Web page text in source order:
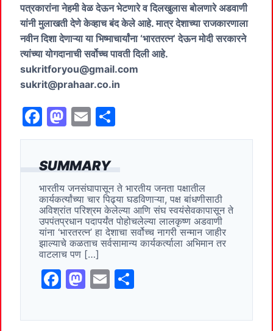
SUMMARY
भारतीय जनसंघापासून ते भारतीय जनता पक्षातील
कार्यकर्त्यांच्या चार पिढ्या घडविणाऱ्या, पक्ष बांधणीसाठी
अविश्रांत परिश्रम केलेल्या आणि संघ स्वयंसेवकापासून ते
उपपंतप्रधान पदापर्यंत पोहोचलेल्या लालकृष्ण अडवाणी
यांना ‘भारतरत्न’ हा देशाचा सर्वोच्च नागरी सन्मान जाहीर
झाल्याचे कळताच सर्वसामान्य कार्यकर्त्याला अभिमान तर
वाटलाच पण […]
F
c
M
st
E
ai ar
पत्रकारांना नेहमी वेळ देऊन भेटणारे व दिलखुलास बोलणारे अडवाणी
यांनी मुलाखती देणे केव्हाच बंद केले आहे. मात्र देशाच्या राजकारणाला
नवीन दिशा देणाऱ्या या भिष्माचार्यांना ‘भारतरत्न’ देऊन मोदी सरकारने
त्यांच्या योगदानाची सर्वोच्च पावती दिली आहे.
sukritforyou@gmail.com
sukrit@prahaar.co.in
F
a
c
e
b
o
o
k
M
a
st
o
d
o
n
E
m
ai
l
h